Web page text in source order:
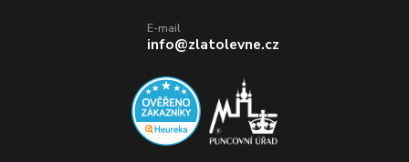
E-mail
info@zlatolevne.cz